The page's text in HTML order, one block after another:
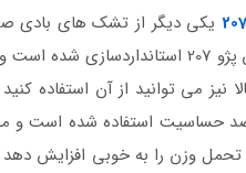
یکی دیگر از تشک های بادی
بادی برای فضای داخلی ماشین
می توانید از آن استفاده
استفاده شده است و